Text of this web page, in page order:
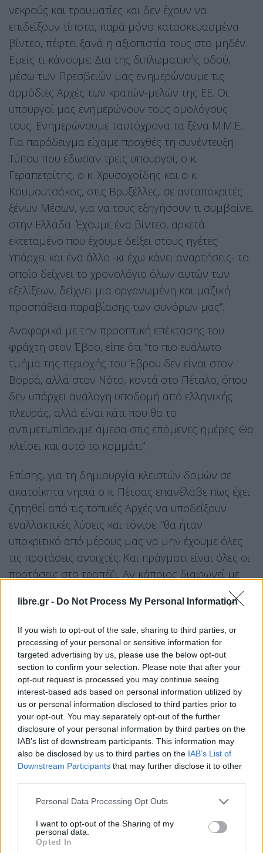
libre.gr - Do Not Process My Personal Information
If you wish to opt-out of the sale, sharing to third parties, or
processing of your personal or sensitive information for
targeted advertising by us, please use the below opt-out
section to confirm your selection. Please note that after your
opt-out request is processed you may continue seeing
interest-based ads based on personal information utilized by
us or personal information disclosed to third parties prior to
your opt-out. You may separately opt-out of the further
disclosure of your personal information by third parties on the
IAB’s list of downstream participants. This information may
also be disclosed by us to third parties on the IAB’s List of
Downstream Participants that may further disclose it to other
Personal Data Processing Opt Outs
I want to opt-out of the Sharing of my
personal data.
Opted In
νεκρούς και τραυματίες και δεν έχουν να
επιδείξουν τίποτα, παρά μόνο κατασκευασμένα
βίντεο, πέφτει ξανά η αξιοπιστία τους στο μηδέν.
Εμείς τι κάνουμε; Δια της διπλωματικής οδού,
μέσω των Πρεσβειών μας ενημερώνουμε τις
αρμόδιες Αρχές των κρατών-μελών της ΕΕ. Οι
υπουργοί μας ενημερώνουν τους ομολόγους
τους. Ενημερώνουμε ταυτόχρονα τα ξένα Μ.Μ.Ε..
Για παράδειγμα είχαμε προχθές τη συνέντευξη
Τύπου που έδωσαν τρεις υπουργοί, ο κ.
Γεραπετρίτης, ο κ. Χρυσοχοΐδης και ο κ.
Κουμουτσάκος, στις Βρυξέλλες, σε ανταποκριτές
ξένων Μέσων, για να τους εξηγήσουν τι συμβαίνει
στην Ελλάδα. Έχουμε ένα βίντεο, αρκετά
εκτεταμένο που έχουμε δείξει στους ηγέτες.
Υπάρχει και ένα άλλο -κι έχω κάνει αναρτήσεις- το
οποίο δείχνει το χρονολόγιο όλων αυτών των
εξελίξεων, δείχνει μια οργανωμένη και μαζική
προσπάθεια παραβίασης των συνόρων μας”.
Αναφορικά με την προοπτική επέκτασης του
φράχτη στον Έβρο, είπε ότι “το πιο ευάλωτο
τμήμα της περιοχής του Έβρου δεν είναι στον
Βορρά, αλλά στον Νότο, κοντά στο Πέταλο, όπου
δεν υπάρχει ανάλογη υποδομή από ελληνικής
πλευράς, αλλά είναι κάτι που θα το
αντιμετωπίσουμε άμεσα στις επόμενες ημέρες. Θα
κλείσει και αυτό το κομμάτι”.
Επίσης, για τη δημιουργία κλειστών δομών σε
ακατοίκητα νησιά ο κ. Πέτσας επανέλαβε πως έχει
ζητηθεί από τις τοπικές Αρχές να υποδείξουν
εναλλακτικές λύσεις και τόνισε: “θα ήταν
υποκριτικό από μέρους μας να μην έχουμε όλες
τις προτάσεις ανοιχτές. Και πράγματι είναι όλες οι
προτάσεις στο τραπέζι. Αν κάποιος διαφωνεί με
κάποια εναλλακτική, αρκεί να είναι βιώσιμη και να
πληροί τις προϋποθέσεις που έχουμε βάλει. Να
έχει ικανή έκταση, να μπορεί να φιλοξενήσει
υγειονομικές μονάδες, να παρέχονται όλες τις
προϋποθέσεις ασφαλείας. Επομένως όλα είναι
πάνω στο τραπέζι. Όταν υπάρχουν έκτακτες
καταστάσεις σκεφτόμαστε οποιαδήποτε έκτακτη
λύση δίνει διέξοδο στο πρόβλημα. Όποια δομή
κατασκευαστεί θα είναι κλειστή”.
Εκτενή αναφορά έκανε ο κυβερνητικός
όσοι εισέρχονται παράνομα στη χώρα. “Σκοπός
προέλευσης. Γι’ αυτό τον λόγο ένα από τα
ζητήματα που θέτουμε στους εταίρους μας